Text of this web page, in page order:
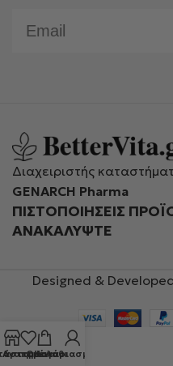
Διαχειριστής
GENARCH Pharma
ΠΙΣΤΟΠΟΙΉΣΕΙΣ
ΑΝΑΚΑΛΥΨΤΕ
Designed &
Αγαπημένα
Καλάθι
Ο λογαριασμός μου